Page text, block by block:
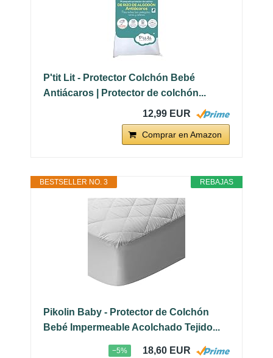
P'tit Lit - Protector Colchón Bebé
Antiácaros | Protector de colchón...
12,99 EUR
Comprar en Amazon
REBAJAS
BESTSELLER NO. 3
Pikolin Baby - Protector de Colchón
Bebé Impermeable Acolchado Tejido...
−5% 18,60 EUR